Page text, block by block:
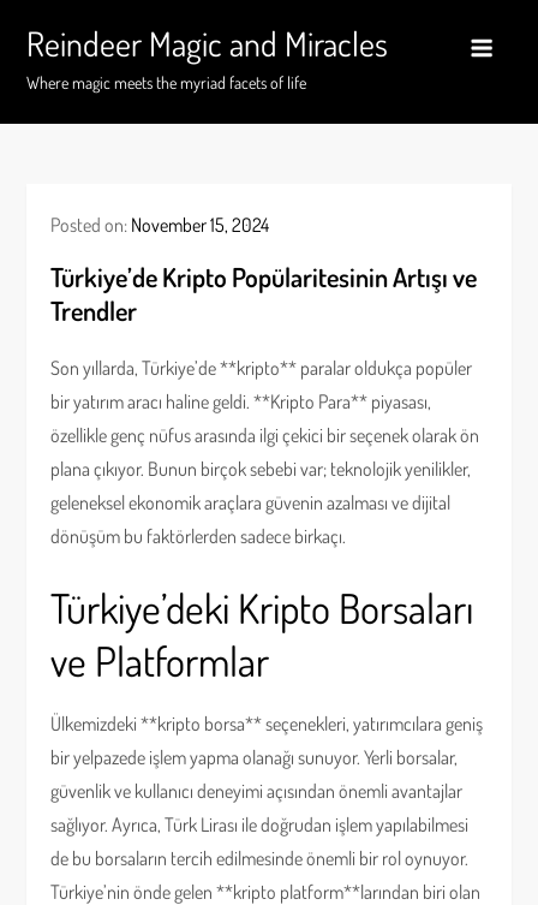
content
Reindeer Magic and Miracles
Where magic meets the myriad facets of life
Posted on: November 15, 2024
Türkiye’de Kripto Popülaritesinin Artışı ve
Trendler
Son yıllarda, Türkiye’de **kripto** paralar oldukça popüler
bir yatırım aracı haline geldi. **Kripto Para** piyasası,
özellikle genç nüfus arasında ilgi çekici bir seçenek olarak ön
plana çıkıyor. Bunun birçok sebebi var; teknolojik yenilikler,
geleneksel ekonomik araçlara güvenin azalması ve dijital
dönüşüm bu faktörlerden sadece birkaçı.
Türkiye’deki Kripto Borsaları
ve Platformlar
Ülkemizdeki **kripto borsa** seçenekleri, yatırımcılara geniş
bir yelpazede işlem yapma olanağı sunuyor. Yerli borsalar,
güvenlik ve kullanıcı deneyimi açısından önemli avantajlar
sağlıyor. Ayrıca, Türk Lirası ile doğrudan işlem yapılabilmesi
de bu borsaların tercih edilmesinde önemli bir rol oynuyor.
Türkiye’nin önde gelen **kripto platform**larından biri olan